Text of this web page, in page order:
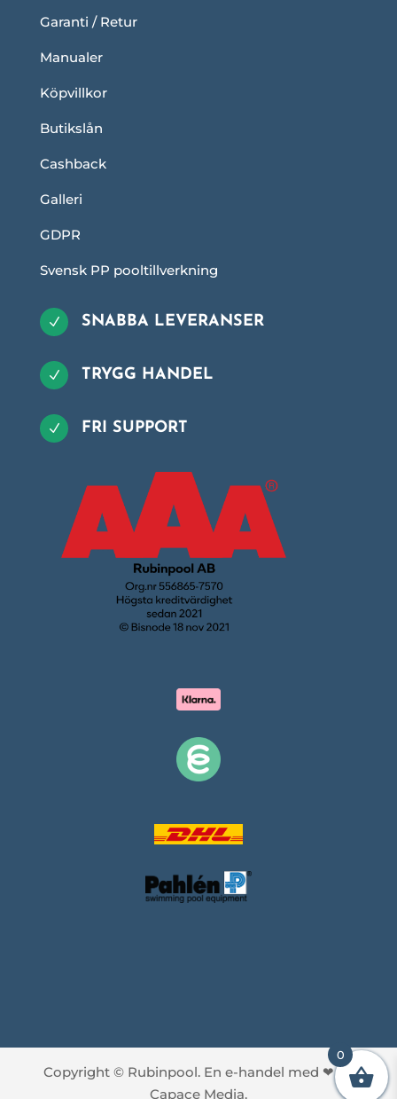
Garanti / Retur
Manualer
Köpvillkor
Butikslån
Cashback
Galleri
GDPR
Svensk PP pooltillverkning
N SNABBA LEVERANSER
N TRYGG HANDEL
N FRI SUPPORT
Copyright © Rubinpool. En e-handel med ❤av
Capace Media.
0